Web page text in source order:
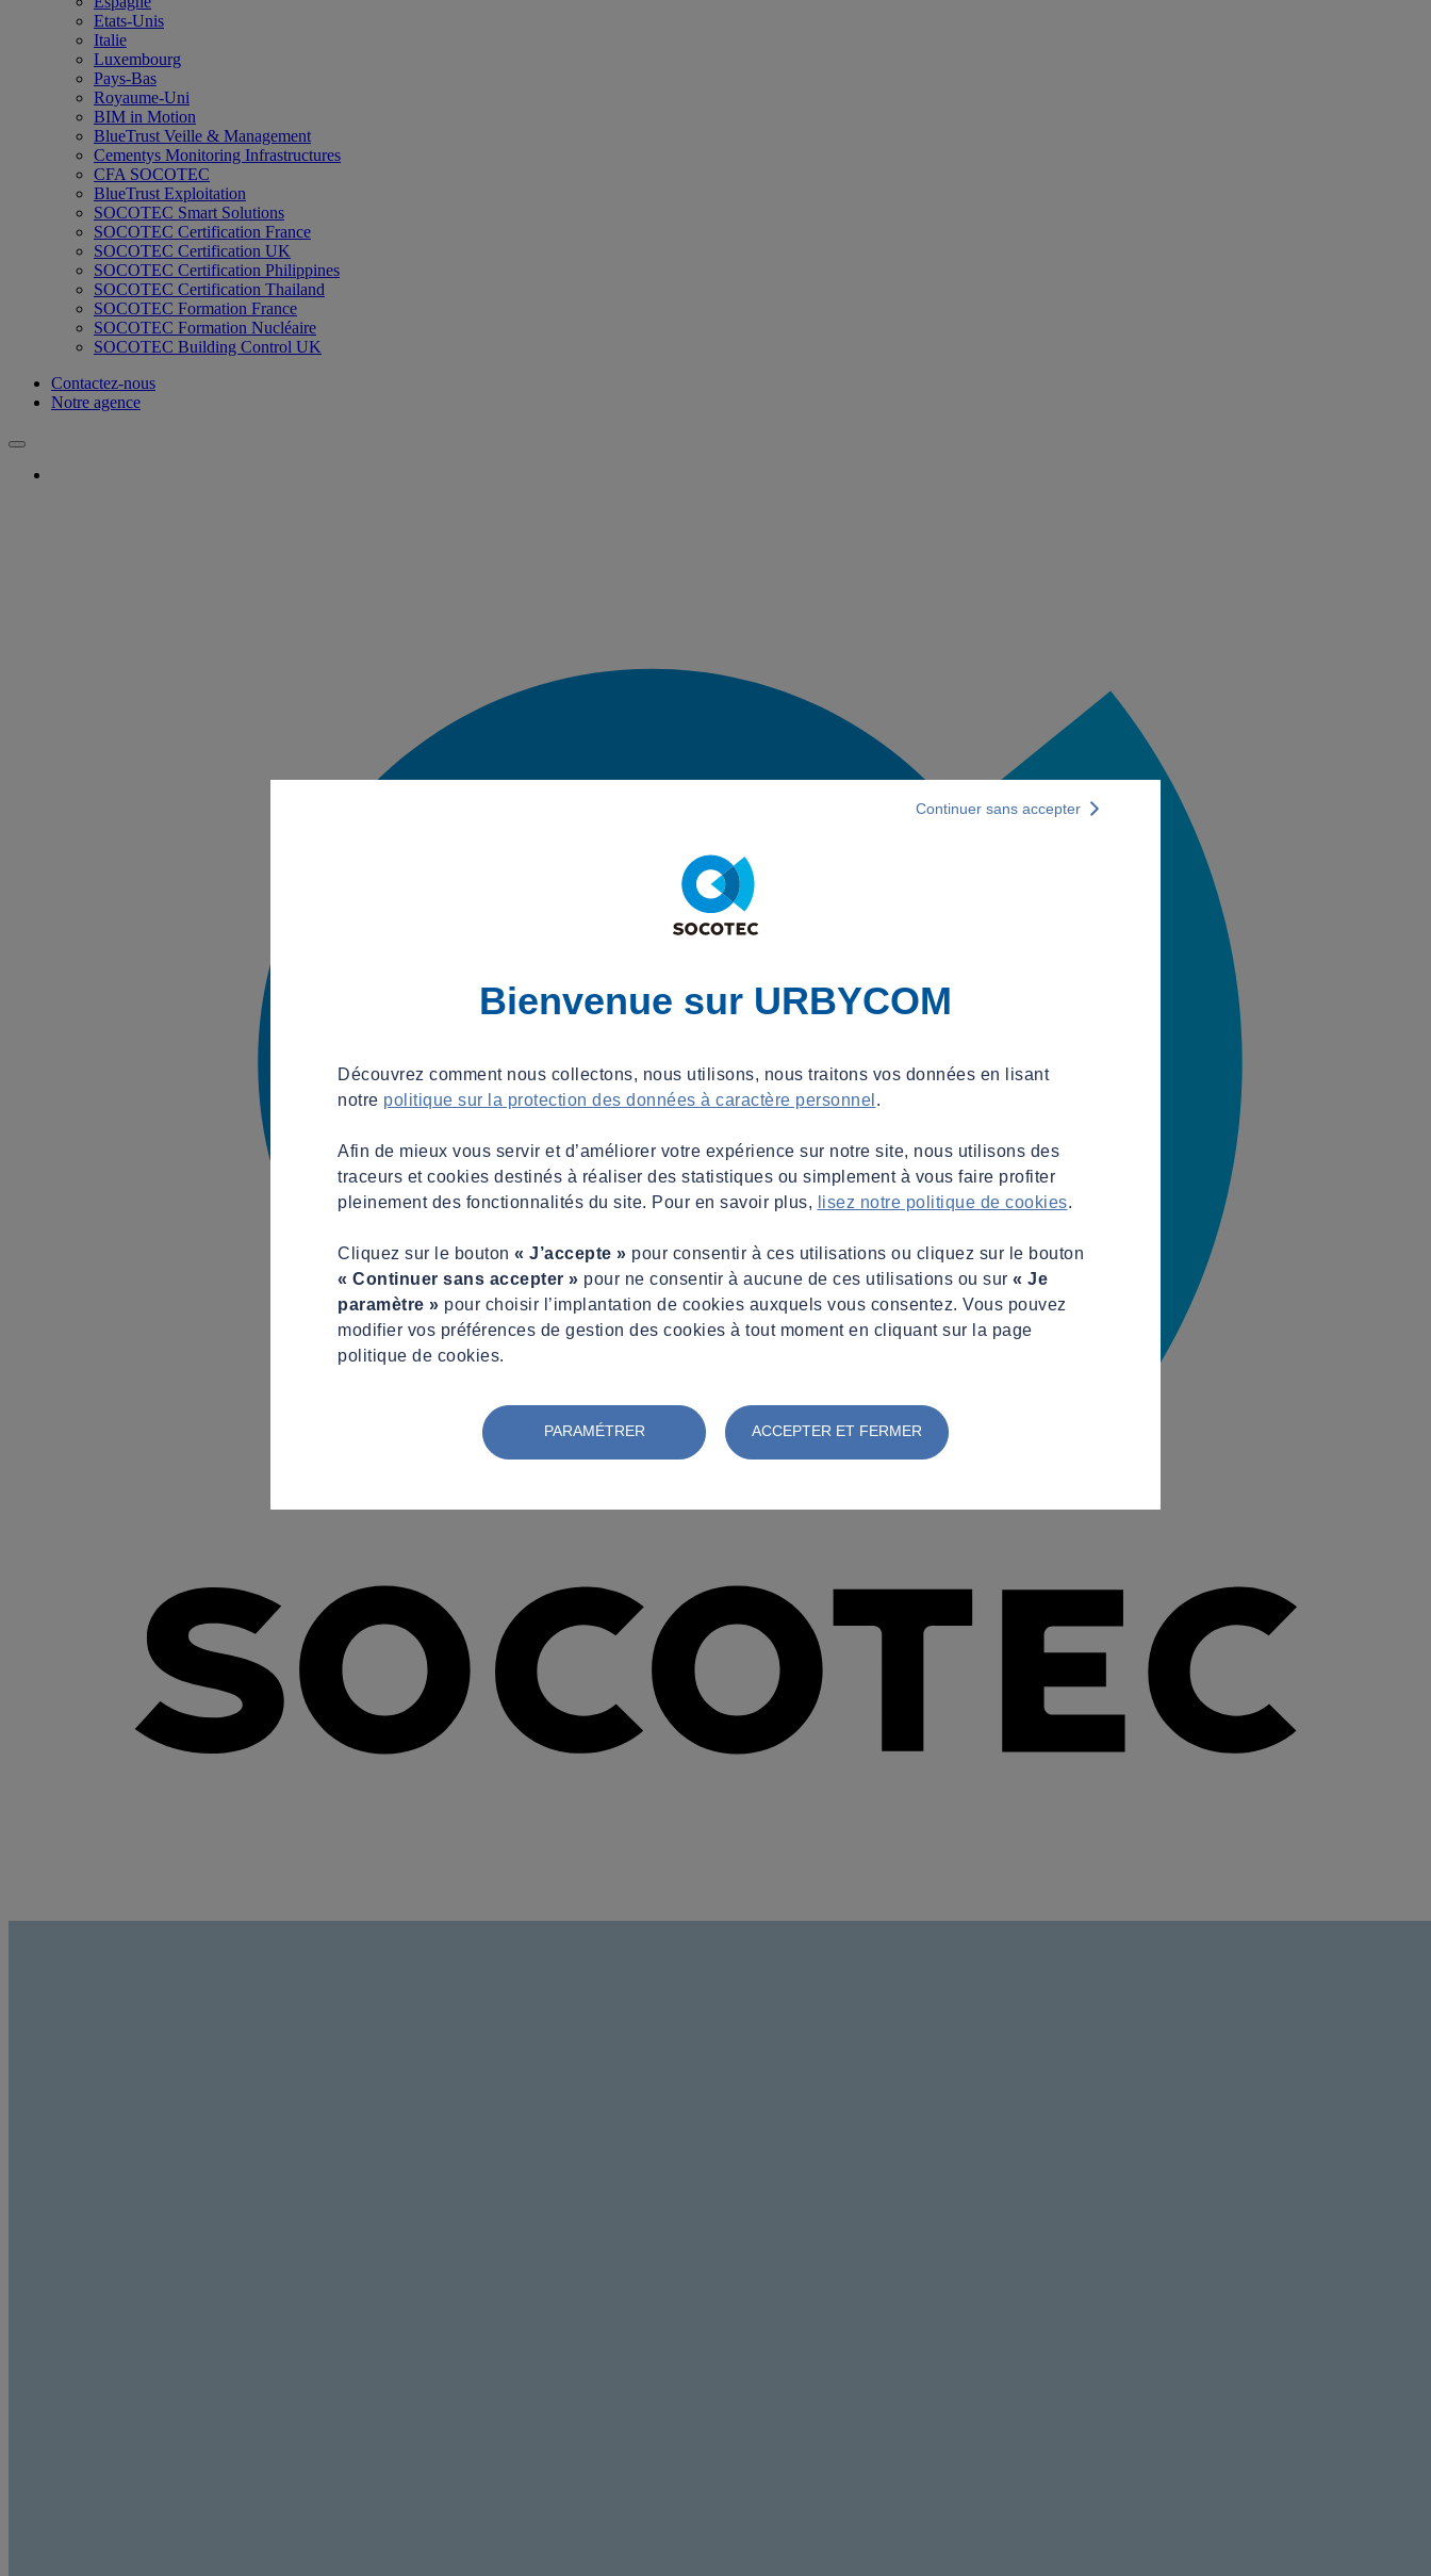
Etats-Unis
Italie
Luxembourg
Pays-Bas
Royaume-Uni
BIM in Motion
BlueTrust Veille & Management
Cementys Monitoring Infrastructures
CFA SOCOTEC
BlueTrust Exploitation
SOCOTEC Smart Solutions
SOCOTEC Certification France
SOCOTEC Certification UK
SOCOTEC Certification Philippines
SOCOTEC Certification Thailand
SOCOTEC Formation France
SOCOTEC Formation Nucléaire
SOCOTEC Building Control UK
Contactez-nous
Notre agence
Bienvenue sur URBYCOM
Découvrez comment nous collectons, nous utilisons, nous traitons vos données en lisant
notre politique sur la protection des données à caractère personnel .
Afin de mieux vous servir et d’améliorer votre expérience sur notre site, nous utilisons des
traceurs et cookies destinés à réaliser des statistiques ou simplement à vous faire profiter
pleinement des fonctionnalités du site. Pour en savoir plus,
lisez notre politique de cookies.
Cliquez sur le bouton « J’accepte » pour consentir à ces utilisations ou cliquez sur le bouton
« Continuer sans accepter » pour ne consentir à aucune de ces utilisations ou sur « Je
paramètre » pour choisir l’implantation de cookies auxquels vous consentez. Vous pouvez
modifier vos préférences de gestion des cookies à tout moment en cliquant sur la page
politique de cookies.
PARAMÉTRER ACCEPTER ET FERMER
Continuer sans accepter